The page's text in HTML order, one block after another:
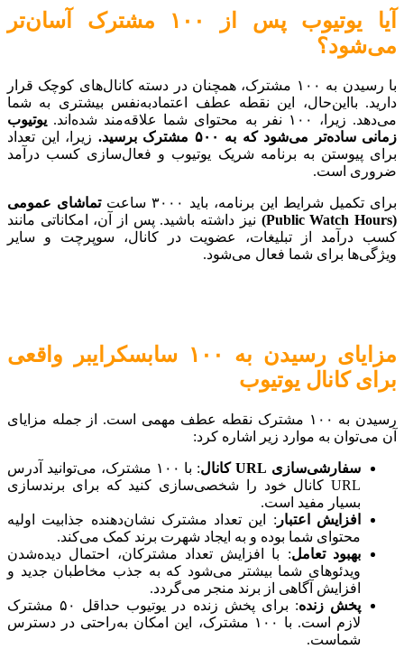
آیا یوتیوب پس از ۱۰۰ مشترک آسان‌تر
می‌شود؟
با رسیدن به ۱۰۰ مشترک، همچنان در دسته کانال‌های کوچک قرار
دارید. بااین‌حال، این نقطه عطف اعتمادبه‌نفس بیشتری به شما
می‌دهد. زیرا، ۱۰۰ نفر به محتوای شما علاقه‌مند شده‌اند.
یوتیوب
زمانی ساده‌تر می‌شود که به ۵۰۰ مشترک برسید.
زیرا، این تعداد
برای پیوستن به برنامه شریک یوتیوب و فعال‌سازی کسب درآمد
ضروری است.
برای تکمیل شرایط این برنامه، باید ۳۰۰۰ ساعت
تماشای عمومی
(Public Watch Hours)
نیز داشته باشید. پس از آن، امکاناتی مانند
کسب درآمد از تبلیغات، عضویت در کانال، سوپرچت و سایر
ویژگی‌ها برای شما فعال می‌شود.
مزایای رسیدن به ۱۰۰ سابسکرایبر واقعی
برای کانال یوتیوب
رسیدن به ۱۰۰ مشترک نقطه عطف مهمی است. از جمله مزایای
آن می‌توان به موارد زیر اشاره کرد:
سفارشی‌سازی URLکانال
: با ۱۰۰ مشترک، می‌توانید آدرس
URL کانال خود را شخصی‌سازی کنید که برای برندسازی
بسیار مفید است.
افزایش اعتبار : این تعداد مشترک نشان‌دهنده جذابیت اولیه
محتوای شما بوده و به ایجاد شهرت برند کمک می‌کند.
بهبود تعامل: با افزایش تعداد مشترکان، احتمال دیده‌شدن
ویدئوهای شما بیشتر می‌شود که به جذب مخاطبان جدید و
افزایش آگاهی از برند منجر می‌گردد.
پخش زنده
: برای پخش زنده در یوتیوب حداقل ۵۰ مشترک
لازم است. با ۱۰۰ مشترک، این امکان به‌راحتی در دسترس
شماست.